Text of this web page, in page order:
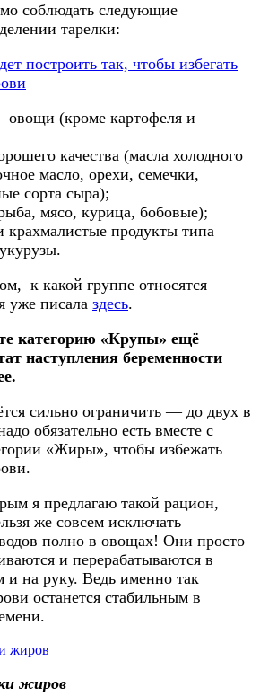
соблюдать следующие
тарелки:
(кроме картофеля и
качества (масла холодного
масло, орехи, семечки,
сорта сыра);
мясо, курица, бобовые);
продукты типа
к какой группе относятся
уже писала здесь.
категорию «Крупы» ещё
наступления беременности
сильно ограничить — до двух в
обязательно есть вместе с
«Жиры», чтобы избежать
я предлагаю такой рацион,
же совсем исключать
полно в овощах! Они просто
и перерабатываются в
и на руку. Ведь именно так
останется стабильным в
жиров